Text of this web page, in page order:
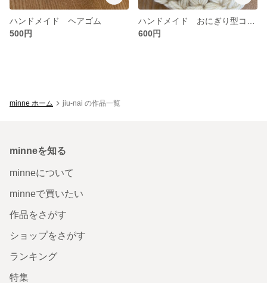
ハンドメイド ヘアゴム
500円
600円
minne ホーム jiu-nai の作品一覧
minneを知る
minneについて
minneで買いたい
作品をさがす
ショップをさがす
ランキング
特集